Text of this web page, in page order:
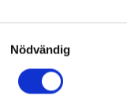
Nödvändig